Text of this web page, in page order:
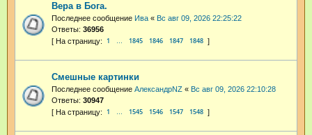
Вера в Бога.
Последнее сообщение Ива « Вс авг 09, 2026 22:25:22
Ответы: 36956
1 … 1845 1846 1847 1848
Смешные картинки
Последнее сообщение АлександрNZ « Вс авг 09, 2026 22:10:28
Ответы: 30947
1 … 1545 1546 1547 1548